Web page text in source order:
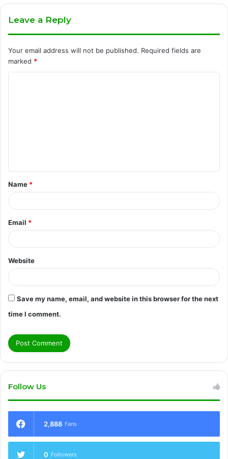
Leave a Reply
Your email address will not be published. Required fields are
marked *
t
*
Name *
Email *
Website
Save my name, email, and website in this browser for the next
time I comment.
Follow Us
2,888 Fans
0 Followers